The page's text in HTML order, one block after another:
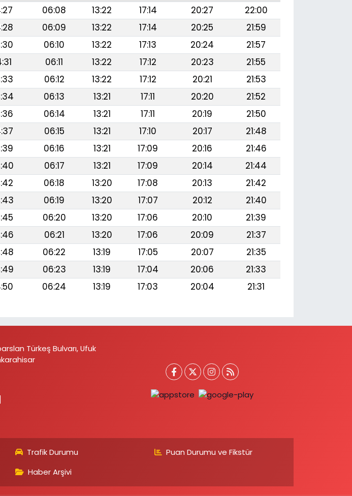
06:08 13:22 17:14 20:27
22:00
06:09 13:22 17:14 20:25
21:59
06:10 13:22 17:13 20:24
21:57
06:11 13:22 17:12 20:23
21:55
06:12 13:22 17:12 20:21
21:53
06:13 13:21 17:11 20:20
21:52
06:14 13:21 17:11 20:19
21:50
06:15 13:21 17:10 20:17
21:48
06:16 13:21 17:09 20:16
21:46
06:17 13:21 17:09 20:14
21:44
06:18 13:20 17:08 20:13
21:42
06:19 13:20 17:07 20:12
21:40
06:20 13:20 17:06 20:10
21:39
06:21 13:20 17:06 20:09
21:37
06:22 13:19 17:05 20:07
21:35
06:23 13:19 17:04 20:06
21:33
06:24 13:19 17:03 20:04 21:31
Türkeş Bulvarı, Ufuk
Trafik Durumu
Puan Durumu ve Fikstür
Haber Arşivi